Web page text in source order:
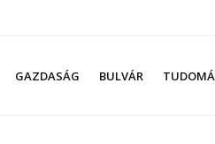
GAZDASÁG BULVÁR